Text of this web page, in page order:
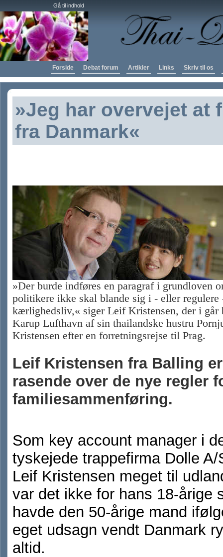
Gå til indhold
Forside Debat forum Artikler Links Skriv til os
»Jeg har overvejet at
fra Danmark«
»Der burde indføres en paragraf i grundloven
politikere ikke skal blande sig i - eller regulere
kærlighedsliv,« siger Leif Kristensen, der i går
Karup Lufthavn af sin thailandske hustru
Kristensen efter en forretningsrejse til Prag.
Leif Kristensen fra Balling er
rasende over de nye regler
familiesammenføring.
Som key account manager i
tyskejede trappefirma Dolle A/
Leif Kristensen meget til
var det ikke for hans 18-årige
havde den 50-årige mand
eget udsagn vendt Danmark
altid.